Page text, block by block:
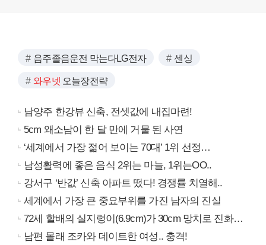
음주졸음운전 막는다LG전자 센싱
와우넷 오늘장전략
남양주 한강뷰 신축, 전셋값에 내집마련!
5cm 왜소남이 한 달 만에 거물 된 사연
‘세계에서 가장 젊어 보이는 70대’ 1위 선정…
남성활력에 좋은 음식 2위는 마늘, 1위는OO..
강서구 ‘반값’ 신축 아파트 떴다! 경쟁률 치열해..
세계에서 가장 큰 중요부위를 가진 남자의 진실
72세 할배의 실지렁이(6.9cm)가 30cm 망치로 진화…
남편 몰래 조카와 데이트한 여성.. 충격!